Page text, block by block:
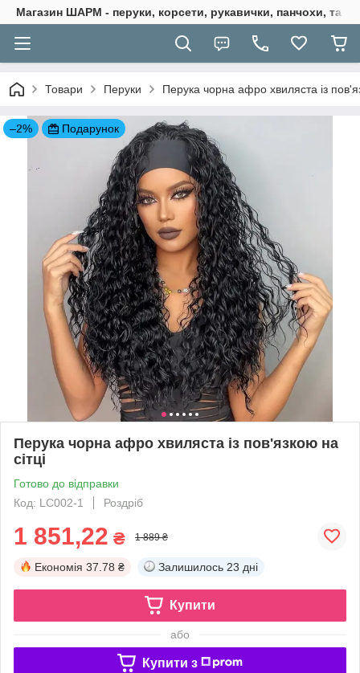
Магазин ШАРМ - перуки, корсети, рукавички, панчохи, та
Товари Перуки Перука чорна афро хвиляста із
–2% Подарунок
Перука чорна афро хвиляста із пов'язкою на
сітці
Готово до відправки
Код: LC002-1
Роздріб
1 851,22 ₴ 1 889 ₴
Економія 37.78 ₴ Залишилось 23 дні
Купити
або
Купити з